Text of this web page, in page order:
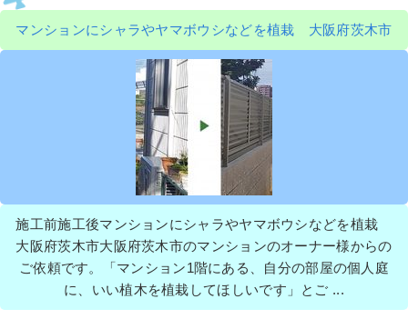
マンションにシャラやヤマボウシなどを植栽 大阪府茨木市
施工前施工後マンションにシャラやヤマボウシなどを植栽
大阪府茨木市大阪府茨木市のマンションのオーナー様からの
ご依頼です。「マンション1階にある、自分の部屋の個人庭
に、いい植木を植栽してほしいです」とご ...